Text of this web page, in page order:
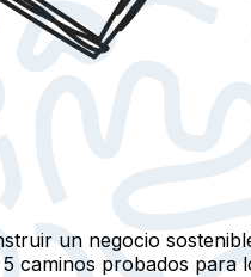
un negocio
caminos probados